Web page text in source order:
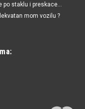
po staklu i preskace...
mom vozilu ?